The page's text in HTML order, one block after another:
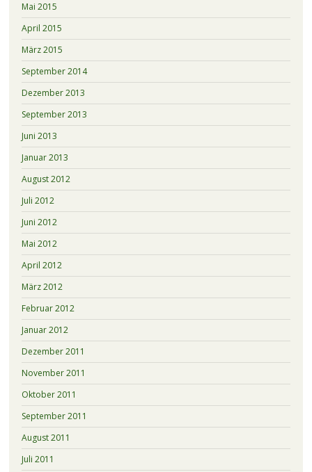
Mai 2015
April 2015
März 2015
September 2014
Dezember 2013
September 2013
Juni 2013
Januar 2013
August 2012
Juli 2012
Juni 2012
Mai 2012
April 2012
März 2012
Februar 2012
Januar 2012
Dezember 2011
November 2011
Oktober 2011
September 2011
August 2011
Juli 2011